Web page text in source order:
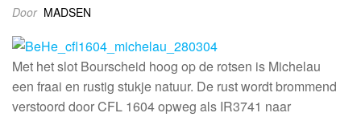
Door MADSEN
Met het slot Bourscheid hoog op de rotsen is Michelau
een fraai en rustig stukje natuur. De rust wordt brommend
verstoord door CFL 1604 opweg als IR3741 naar